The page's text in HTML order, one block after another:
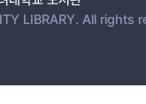
LIBRARY. All rights